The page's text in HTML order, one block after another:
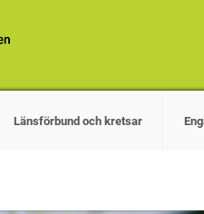
Länsförbund och kretsar